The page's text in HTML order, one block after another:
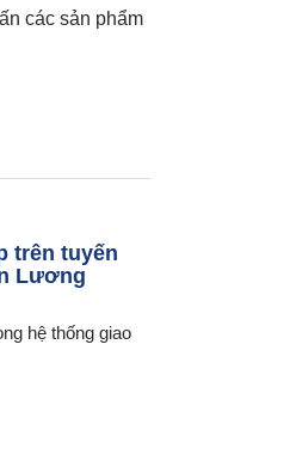
các sản phẩm
trên tuyến
Lương
hệ thống giao